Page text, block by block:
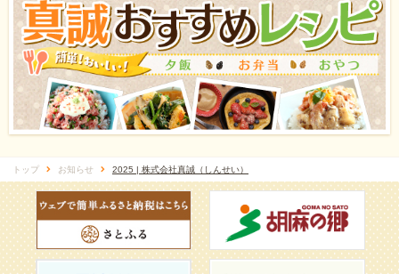
トップ お知らせ 2025 | 株式会社真誠（しんせい）